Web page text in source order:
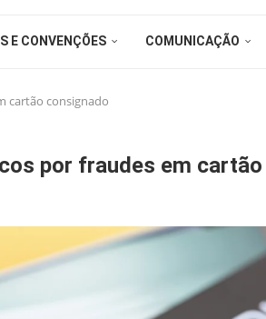
E CONVENÇÕES COMUNICAÇÃO
cartão consignado
por fraudes em